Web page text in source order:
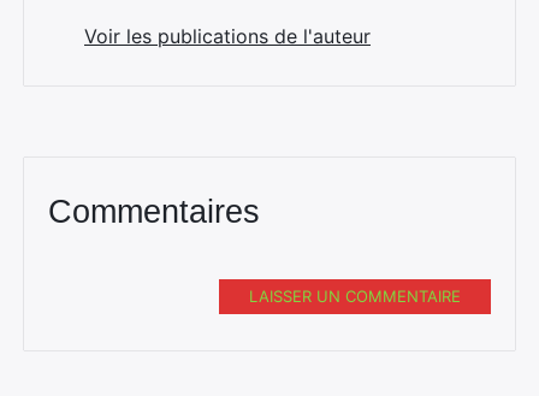
Voir les publications de l'auteur
Commentaires
LAISSER UN COMMENTAIRE